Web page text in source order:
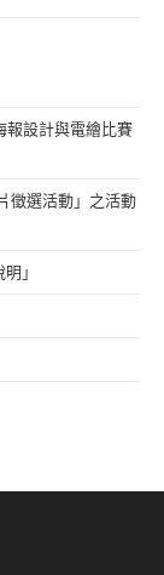
報設計與電繪比賽
徵選活動」之活動
」